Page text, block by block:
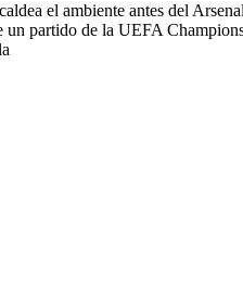
el ambiente antes del
partido de la UEFA